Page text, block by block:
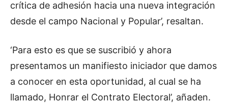
crítica de adhesión hacia una nueva integración
desde el campo Nacional y Popular’, resaltan.
‘Para esto es que se suscribió y ahora
presentamos un manifiesto iniciador que damos
a conocer en esta oportunidad, al cual se ha
llamado, Honrar el Contrato Electoral’, añaden.